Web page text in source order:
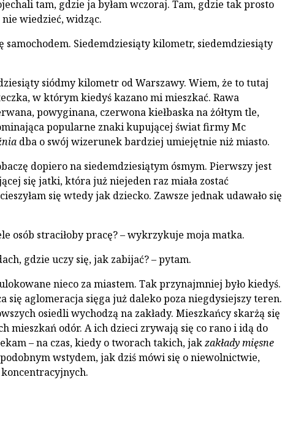
tam, gdzie ja byłam wczoraj. Tam, gdzie tak prosto
wiedzieć, widząc.
samochodem. Siedem­dziesiąty kilometr, siedemdziesiąty
siódmy kilometr od Warszawy. Wiem, że to tutaj
w którym kiedyś kazano mi miesz­kać. Rawa
powygi­nana, czerwona kiełbaska na żółtym tle,
popularne znaki kupującej świat firmy Mc
dba o swój wizerunek bardziej umiejętnie niż miasto.
dopiero na siedemdziesiątym ósmym. Pierwszy jest
się jatki, która już nieje­den raz miała zostać
się wtedy jak dziecko. Zawsze jednak udawało się
osób straciłoby pra­cę? – wykrzykuje moja matka.
gdzie uczy się, jak zabijać? – pytam.
nieco za mia­stem. Tak przynajmniej było kiedyś.
się aglomeracja sięga już daleko poza niegdysiejszy teren.
osiedli wychodzą na zakłady. Miesz­kańcy skarżą się
mieszkań odór. A ich dzieci zrywają się co rano i idą do
– na czas, kiedy o tworach takich, jakzakłady mięsne
wstydem, jak dziś mówi się o niewolnictwie,